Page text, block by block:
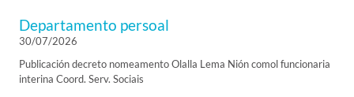
Departamento persoal
30/07/2026
Publicación decreto nomeamento Olalla Lema Nión comol funcionaria
interina Coord. Serv. Sociais